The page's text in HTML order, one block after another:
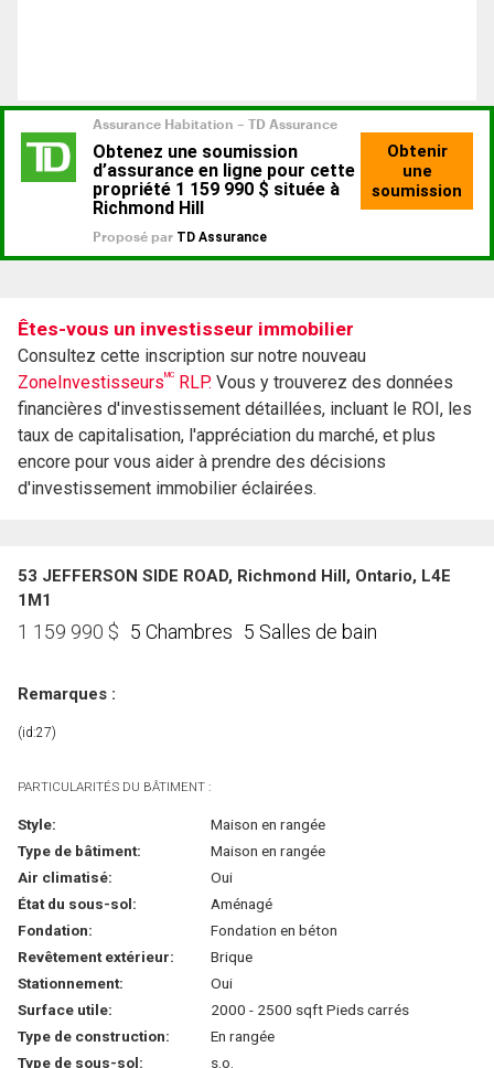
Êtes-vous un investisseur immobilier
Consultez cette inscription sur notre nouveau
ZoneInvestisseursMC RLP. Vous y trouverez des données
financières d'investissement détaillées, incluant le ROI, les
taux de capitalisation, l'appréciation du marché, et plus
encore pour vous aider à prendre des décisions
d'investissement immobilier éclairées.
53 JEFFERSON SIDE ROAD, Richmond Hill, Ontario, L4E
1M1
1 159 990 $ 5 Chambres 5 Salles de bain
Remarques :
(id:27)
PARTICULARITÉS DU BÂTIMENT :
Style:
Maison en rangée
Type de bâtiment:
Maison en rangée
Air climatisé:
Oui
État du sous-sol:
Aménagé
Fondation:
Fondation en béton
Revêtement extérieur:
Brique
Stationnement:
Oui
Surface utile:
2000 - 2500 sqft Pieds carrés
Type de construction:
En rangée
Type de sous-sol:
s.o.